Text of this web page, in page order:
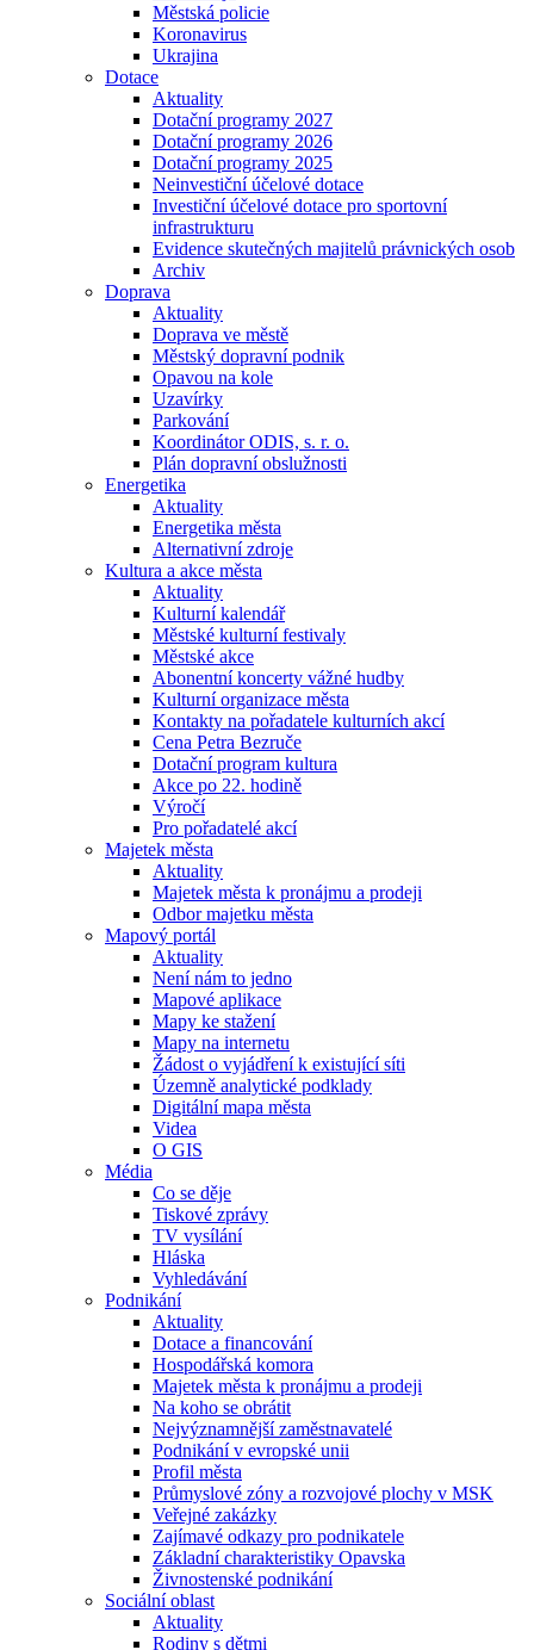
Městská policie
Koronavirus
Ukrajina
Dotace
Aktuality
Dotační programy 2027
Dotační programy 2026
Dotační programy 2025
Neinvestiční účelové dotace
Investiční účelové dotace pro sportovní
infrastrukturu
Evidence skutečných majitelů právnických osob
Archiv
Doprava
Aktuality
Doprava ve městě
Městský dopravní podnik
Opavou na kole
Uzavírky
Parkování
Koordinátor ODIS, s. r. o.
Plán dopravní obslužnosti
Energetika
Aktuality
Energetika města
Alternativní zdroje
Kultura a akce města
Aktuality
Kulturní kalendář
Městské kulturní festivaly
Městské akce
Abonentní koncerty vážné hudby
Kulturní organizace města
Kontakty na pořadatele kulturních akcí
Cena Petra Bezruče
Dotační program kultura
Akce po 22. hodině
Výročí
Pro pořadatelé akcí
Majetek města
Aktuality
Majetek města k pronájmu a prodeji
Odbor majetku města
Mapový portál
Aktuality
Není nám to jedno
Mapové aplikace
Mapy ke stažení
Mapy na internetu
Žádost o vyjádření k existující síti
Územně analytické podklady
Digitální mapa města
Videa
O GIS
Média
Co se děje
Tiskové zprávy
TV vysílání
Hláska
Vyhledávání
Podnikání
Aktuality
Dotace a financování
Hospodářská komora
Majetek města k pronájmu a prodeji
Na koho se obrátit
Nejvýznamnější zaměstnavatelé
Podnikání v evropské unii
Profil města
Průmyslové zóny a rozvojové plochy v MSK
Veřejné zakázky
Zajímavé odkazy pro podnikatele
Základní charakteristiky Opavska
Živnostenské podnikání
Sociální oblast
Aktuality
Rodiny s dětmi